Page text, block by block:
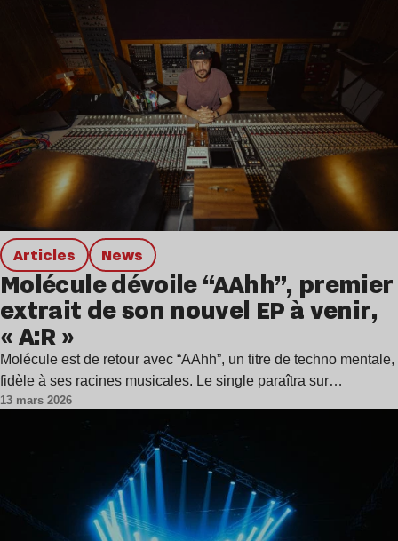
Articles news
Molécule dévoile “AAhh”, premier
extrait de son nouvel EP à venir,
« A:R »
Molécule est de retour avec “AAhh”, un titre de techno mentale,
fidèle à ses racines musicales. Le single paraîtra sur…
13 mars 2026